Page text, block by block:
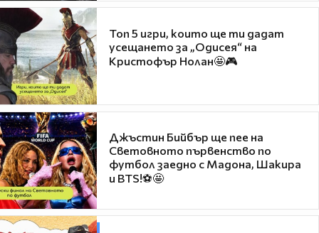
Топ 5 игри, които ще ти дадат
усещането за „Одисея“ на
Кристофър Нолан🤩🎮
Джъстин Бийбър ще пее на
Световното първенство по
футбол заедно с Мадона, Шакира
и BTS!⚽🤩